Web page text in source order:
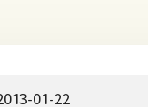
01-22